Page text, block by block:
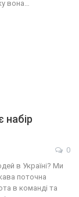
вона…
набір
0
в Україні? Ми
поточна
в команді та